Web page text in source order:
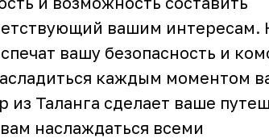
вашим интересам.
вашу безопасность и
каждым моментом
Таланга сделает ваше
наслаждаться всеми